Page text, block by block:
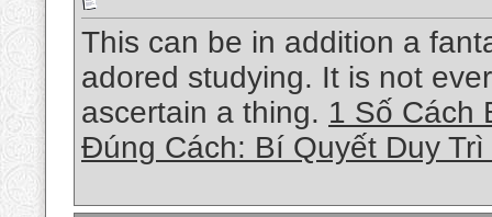
This can be in addition a
adored studying. It is not
ascertain a thing. 1 Số Cách
Đúng Cách: Bí Quyết Duy